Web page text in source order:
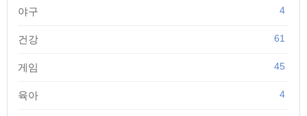
야구 4
건강 61
게임 45
육아 4